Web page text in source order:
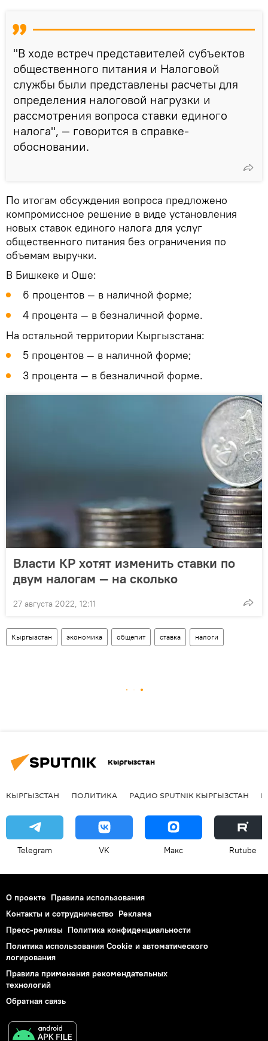
"В ходе встреч представителей субъектов
общественного питания и Налоговой
службы были представлены расчеты для
определения налоговой нагрузки и
рассмотрения вопроса ставки единого
налога", — говорится в справке-
обосновании.
По итогам обсуждения вопроса предложено
компромиссное решение в виде установления
новых ставок единого налога для услуг
общественного питания без ограничения по
объемам выручки.
В Бишкеке и Оше:
6 процентов — в наличной форме;
4 процента — в безналичной форме.
На остальной территории Кыргызстана:
5 процентов — в наличной форме;
3 процента — в безналичной форме.
Власти КР хотят изменить ставки по
двум налогам — на сколько
27 августа 2022, 12:11
Кыргызстан экономика общепит ставка налоги
Кыргызстан
КЫРГЫЗСТАН ПОЛИТИКА РАДИО SPUTNIK КЫРГЫЗСТАН
Telegram VK Макс Rutube
О проекте Правила использования
Контакты и сотрудничество Реклама
Пресс-релизы Политика конфиденциальности
Политика использования Cookie и автоматического
логирования
Правила применения рекомендательных
технологий
Обратная связь